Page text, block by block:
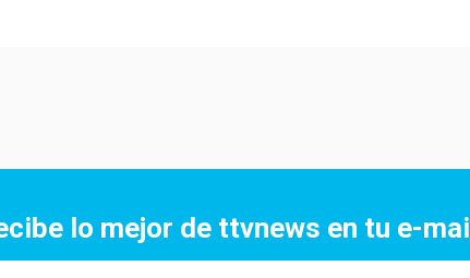
lo mejor de ttvnews en tu e-